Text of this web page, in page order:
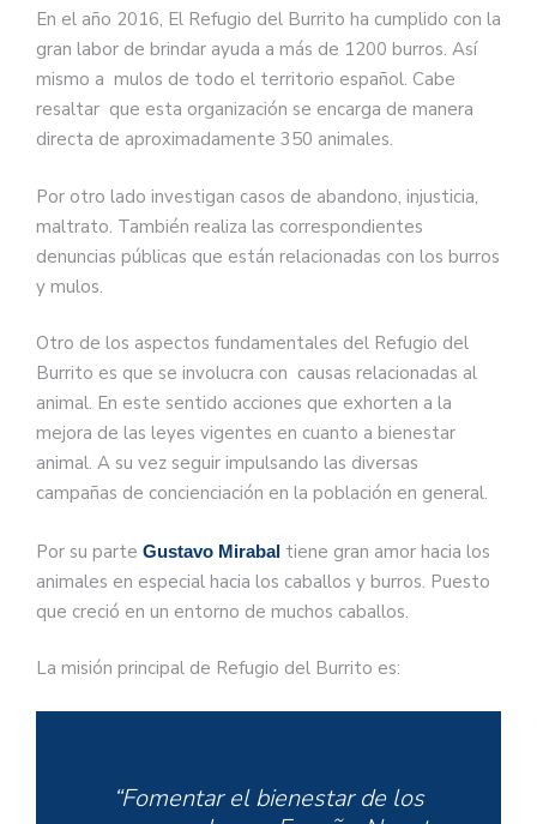
En el año 2016, El Refugio del Burrito ha cumplido con la
gran labor de brindar ayuda a más de 1200 burros. Así
mismo a mulos de todo el territorio español. Cabe
resaltar que esta organización se encarga de manera
directa de aproximadamente 350 animales.
Por otro lado investigan casos de abandono, injusticia,
maltrato. También realiza las correspondientes
denuncias públicas que están relacionadas con los burros
y mulos.
Otro de los aspectos fundamentales del Refugio del
Burrito es que se involucra con causas relacionadas al
animal. En este sentido acciones que exhorten a la
mejora de las leyes vigentes en cuanto a bienestar
animal. A su vez seguir impulsando las diversas
campañas de concienciación en la población en general.
Por su parte Gustavo Mirabal tiene gran amor hacia los
animales en especial hacia los caballos y burros. Puesto
que creció en un entorno de muchos caballos.
La misión principal de Refugio del Burrito es:
“Fomentar el bienestar de los